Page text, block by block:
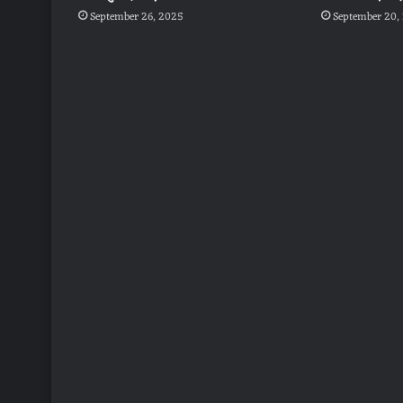
September 26, 2025 September